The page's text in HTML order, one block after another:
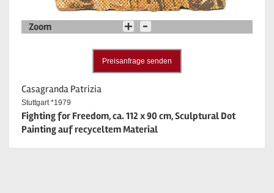
Zoom
Preisanfrage senden
Casagranda Patrizia
Stuttgart *1979
Fighting for Freedom, ca. 112 x 90 cm, Sculptural Dot
Painting auf recyceltem Material